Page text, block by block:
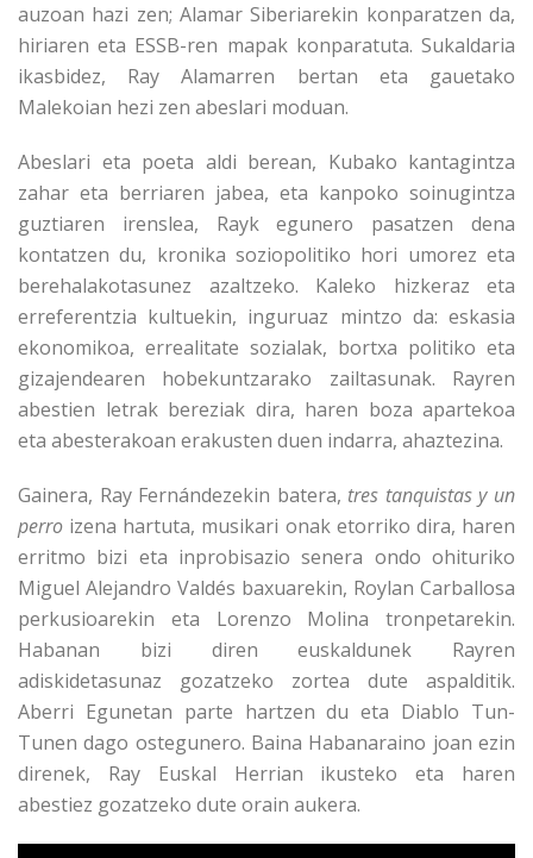
auzoan hazi zen; Alamar Siberiarekin konparatzen da,
hiriaren eta ESSB-ren mapak konparatuta. Sukaldaria
ikasbidez, Ray Alamarren bertan eta gauetako
Malekoian hezi zen abeslari moduan.
Abeslari eta poeta aldi berean, Kubako kantagintza
zahar eta berriaren jabea, eta kanpoko soinugintza
guztiaren irenslea, Rayk egunero pasatzen dena
kontatzen du, kronika soziopolitiko hori umorez eta
berehalakotasunez azaltzeko. Kaleko hizkeraz eta
erreferentzia kultuekin, inguruaz mintzo da: eskasia
ekonomikoa, errealitate sozialak, bortxa politiko eta
gizajendearen hobekuntzarako zailtasunak. Rayren
abestien letrak bereziak dira, haren boza apartekoa
eta abesterakoan erakusten duen indarra, ahaztezina.
Gainera, Ray Fernándezekin batera, tres tanquistas y un
perro izena hartuta, musikari onak etorriko dira, haren
erritmo bizi eta inprobisazio senera ondo ohituriko
Miguel Alejandro Valdés baxuarekin, Roylan Carballosa
perkusioarekin eta Lorenzo Molina tronpetarekin.
Habanan bizi diren euskaldunek Rayren
adiskidetasunaz gozatzeko zortea dute aspalditik.
Aberri Egunetan parte hartzen du eta Diablo Tun-
Tunen dago ostegunero. Baina Habanaraino joan ezin
direnek, Ray Euskal Herrian ikusteko eta haren
abestiez gozatzeko dute orain aukera.